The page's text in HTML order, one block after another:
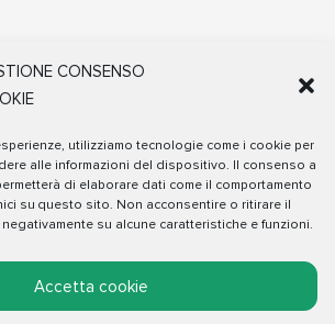
CONSENSO
utilizziamo tecnologie come i cookie per
alle informazioni del dispositivo. Il consenso a
di elaborare dati come il comportamento
su questo sito. Non acconsentire o ritirare il
su alcune caratteristiche e funzioni.
Accetta cookie
Copyright © 2026 Loovers